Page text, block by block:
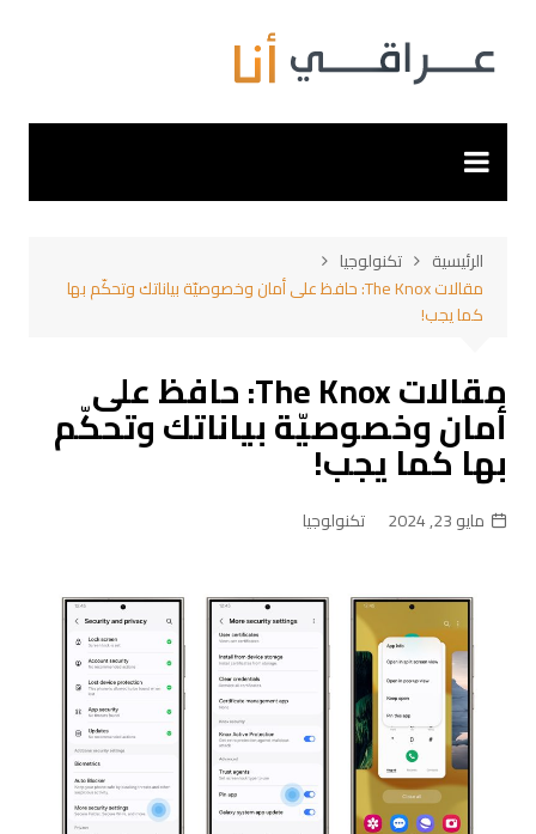
المحتوى
الرئيسية
تكنولوجيا
مقالات The Knox: حافظ على أمان وخصوصيّة بياناتك وتحكّم بها
كما يجب!
مقالات The Knox: حافظ على
أمان وخصوصيّة بياناتك وتحكّم
بها كما يجب!
مايو 23, 2024 تكنولوجيا